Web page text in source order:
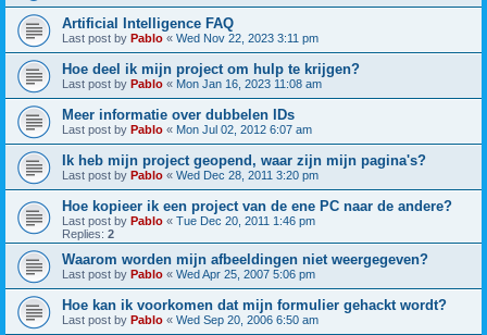
Artificial Intelligence FAQ
Last post by Pablo « Wed Nov 22, 2023 3:11 pm
Hoe deel ik mijn project om hulp te krijgen?
Last post by Pablo « Mon Jan 16, 2023 11:08 am
Meer informatie over dubbelen IDs
Last post by Pablo « Mon Jul 02, 2012 6:07 am
Ik heb mijn project geopend, waar zijn mijn pagina's?
Last post by Pablo « Wed Dec 28, 2011 3:20 pm
Hoe kopieer ik een project van de ene PC naar de andere?
Last post by Pablo « Tue Dec 20, 2011 1:46 pm
Replies: 2
Waarom worden mijn afbeeldingen niet weergegeven?
Last post by Pablo « Wed Apr 25, 2007 5:06 pm
Hoe kan ik voorkomen dat mijn formulier gehackt wordt?
Last post by Pablo « Wed Sep 20, 2006 6:50 am